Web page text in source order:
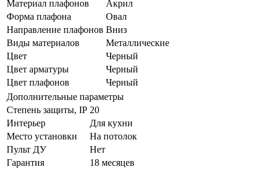
Материал плафонов
Акрил
Форма плафона
Овал
Направление плафонов Вниз
Виды материалов
Металлические
Цвет
Черный
Цвет арматуры
Черный
Цвет плафонов
Черный
Дополнительные параметры
Степень защиты, IP 20
Интерьер
Для кухни
Место установки
На потолок
Пульт ДУ
Нет
Гарантия
18 месяцев